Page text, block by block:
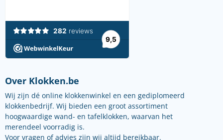
Over Klokken.be
Wij zijn dé online klokkenwinkel en een gediplomeerd
klokkenbedrijf. Wij bieden een groot assortiment
hoogwaardige wand- en tafelklokken, waarvan het
merendeel voorradig is.
Voor vragen of advies zijn wij altijd bereikbaar.